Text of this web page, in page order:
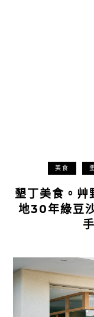
美食
墾丁美食。艸
地30年綠豆